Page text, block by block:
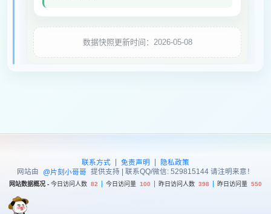
数据快照更新时间：2026-05-08
联系方式 | 免责声明 |
隐私政策
网站由
@片刻小哥哥 提供支持 | 联系QQ/微信: 529815144 请注明来意！
网站数据概况 - 今日访问人数 82 今日访问量 100 昨日访问人数 398 昨日访问量 550